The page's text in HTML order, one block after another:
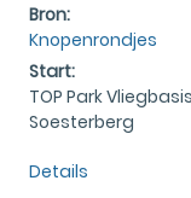
Bron:
Knopenrondjes
Start:
TOP Park Vliegbasis
Soesterberg
Details